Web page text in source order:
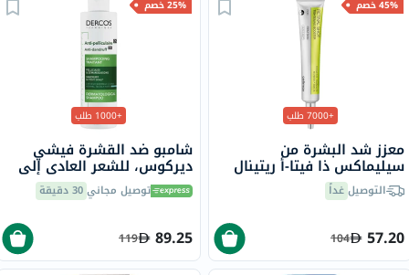
45% خصم
+7000 طلب
معزز شد البشرة من
سيليماكس ذا فيتا-أ ريتينال
شوت، 15 مل
التوصيلغداً
57.20
104
25% خصم
+1000 طلب
شامبو ضد القشرة فيشي
ديركوس، للشعر العادي إلى
الدهني، 200 ملتوصيل مجاني30 دقيقة
89.25
119